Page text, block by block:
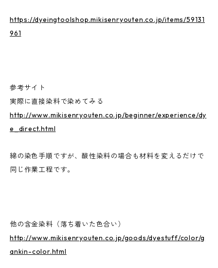
https://dyeingtoolshop.mikisenryouten.co.jp/items/59131
961
参考サイト
実際に直接染料で染めてみる
http://www.mikisenryouten.co.jp/beginner/experience/dy
e_direct.html
綿の染色手順ですが、酸性染料の場合も材料を変えるだけで
同じ作業工程です。
他の含金染料（落ち着いた色合い）
http://www.mikisenryouten.co.jp/goods/dyestuff/color/g
ankin-color.html